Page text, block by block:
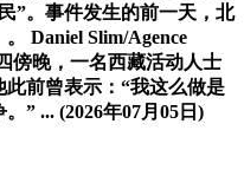
”。事件发生的前一天，北
Daniel Slim/Agence
傍晚，一名西藏活动人士
前曾表示：“我这么做是
。” ... (2026年07月05日)